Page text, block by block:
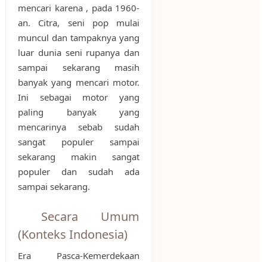
mencari karena , pada 1960-
an. Citra, seni pop mulai
muncul dan tampaknya yang
luar dunia seni rupanya dan
sampai sekarang masih
banyak yang mencari motor.
Ini sebagai motor yang
paling banyak yang
mencarinya sebab sudah
sangat populer sampai
sekarang makin sangat
populer dan sudah ada
sampai sekarang.
Secara Umum
(Konteks Indonesia)
Era Pasca-Kemerdekaan